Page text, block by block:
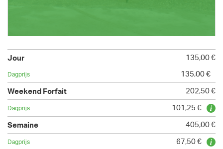
135,00 €
135,00 €
202,50 €
101,25 €
405,00 €
67,50 €